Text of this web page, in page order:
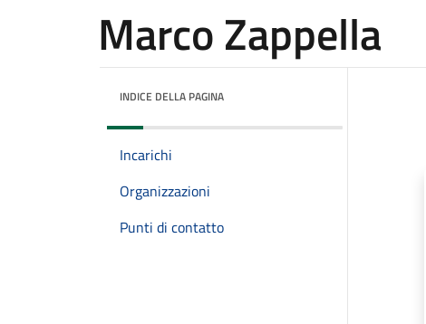
Marco Zappella
INDICE DELLA PAGINA
Incarichi
Organizzazioni
Punti di contatto